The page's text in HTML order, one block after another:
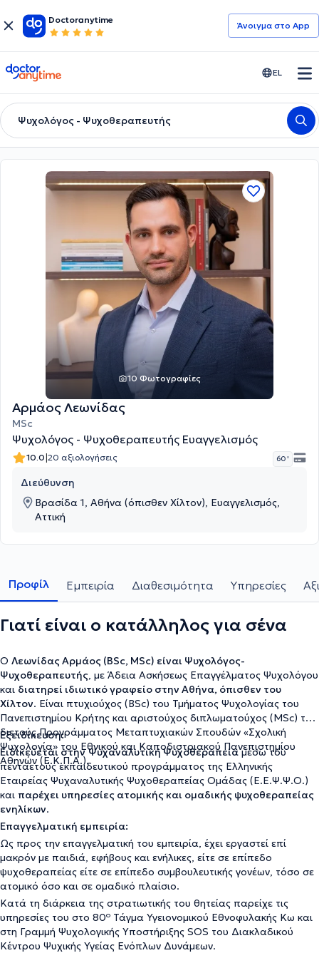
Doctoranytime
Άνοιγμα στο App
doctoranytime EL
Ψυχολόγος - Ψυχοθεραπευτής
10 Φωτογραφίες
Αρμάος Λεωνίδας
MSc
Ψυχολόγος - Ψυχοθεραπευτής Ευαγγελισμός
10.0|20 αξιολογήσεις 60 '
Διεύθυνση
Βρασίδα 1, Αθήνα (όπισθεν Χίλτον), Ευαγγελισμός,
Αττική
Προφίλ Εμπειρία Διαθεσιμότητα Υπηρεσίες
Γιατί είναι ο κατάλληλος για σένα
Ο Λεωνίδας Αρμάος (BSc, MSc) είναι Ψυχολόγος-
Ψυχοθεραπευτής, με Άδεια Ασκήσεως Επαγγέλματος Ψυχολόγου
και διατηρεί ιδιωτικό γραφείο στην Αθήνα, όπισθεν του
Χίλτον. Είναι πτυχιούχος (BSc) του Τμήματος Ψυχολογίας του
Πανεπιστημίου Κρήτης και αριστούχος διπλωματούχος (MSc) του
διετούς Προγράμματος Μεταπτυχιακών Σπουδών «Σχολική
Ψυχολογία» του Εθνικού και Καποδιστριακού Πανεπιστημίου
Αθηνών (Ε.Κ.Π.Α.).
Εξειδίκευση:
Ειδικεύεται στην Ψυχαναλυτική Ψυχοθεραπείαμέσω του
πενταετούς εκπαιδευτικού προγράμματος της Ελληνικής
Εταιρείας Ψυχαναλυτικής Ψυχοθεραπείας Ομάδας (Ε.Ε.Ψ.Ψ.Ο.)
και παρέχει υπηρεσίες ατομικής και ομαδικής ψυχοθεραπείας
ενηλίκων.
Επαγγελματική εμπειρία:
Ως προς την επαγγελματική του εμπειρία, έχει εργαστεί επί
μακρόν με παιδιά, εφήβους και ενήλικες, είτε σε επίπεδο
ψυχοθεραπείας είτε σε επίπεδο συμβουλευτικής γονέων, τόσο σε
ατομικό όσο και σε ομαδικό πλαίσιο.
Κατά τη διάρκεια της στρατιωτικής του θητείας παρείχε τις
υπηρεσίες του στο 80ο Τάγμα Υγειονομικού Εθνοφυλακής Κω και
στη Γραμμή Ψυχολογικής Υποστήριξης SOS του Διακλαδικού
Κέντρου Ψυχικής Υγείας Ενόπλων Δυνάμεων.